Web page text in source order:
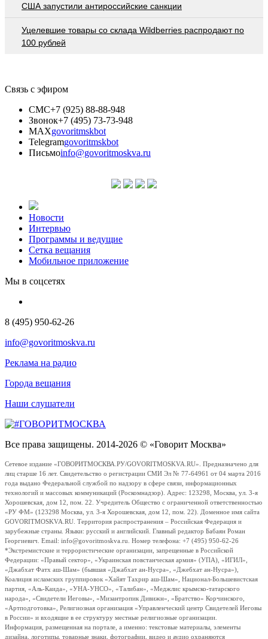
США запустили антироссийские санкции
Уцелевшие товары со склада Wildberries распродают по
100 рублей
Связь с эфиром
СМС+7 (925) 88-88-948
Звонок+7 (495) 73-73-948
MAXgovoritmskbot
Telegramgovoritmskbot
Письмоinfo@govoritmoskva.ru
Новости
Интервью
Программы и ведущие
Сетка вещания
Мобильное приложение
Мы в соцсетях
8 (495) 950-62-26
info@govoritmoskva.ru
Реклама на радио
Города вещания
Наши слушатели
Все права защищены. 2014-2026 © «Говорит Москва»
Сетевое издание «ГОВОРИТМОСКВА.РУ/GOVORITMOSKVA.RU». Предназначено для
лиц старше 16 лет. Свидетельство о регистрации СМИ Эл № 77-64961 от 04 марта 2016
года выдано Федеральной службой по надзору в сфере связи, информационных
технологий и массовых коммуникаций (Роскомнадзор). Адрес: 123298, Москва, ул. 3-я
Хорошевская, дом 12, пом. 22. Учредитель Общество с ограниченной ответственностью
«РУ ФМ» (123298 Москва, ул. 3-я Хорошевская, дом 12, пом. 22). Доменное имя сайта
GOVORITMOSKVA.RU. Территория распространения – Российская Федерация и
зарубежные страны. Языки: русский и английский. Главный редактор Бабаян Роман
Георгиевич. Email: info@govoritmoskva.ru. Номер телефона: +7 (495) 950-62-26
*Экстремистские и террористические организации, запрещенные в Российской
Федерации: «Правый сектор», «Украинская повстанческая армия» (УПА), «ИГИЛ»,
«Джабхат Фатх аш-Шам» (бывшая «Джабхат ан-Нусра», «Джебхат ан-Нусра»),
Коалиция исламских группировок «Хайят Тахрир аш-Шам», Национал-Большевистская
партия, «Аль-Каида», «УНА-УНСО», «Талибан», «Меджлис крымско-татарского
народа», «Свидетели Иеговы», «Мизантропик Дивижн», «Братство» Корчинского,
«Артподготовка», Религиозная организация «Управленческий центр Свидетелей Иеговы
в России» и входящие в ее структуру местные религиозные организации.
Информация, размещенная на портале, а именно: текстовые материалы, элементы
дизайна, логотипы, товарные знаки, фотографии, видео и аудио охраняются